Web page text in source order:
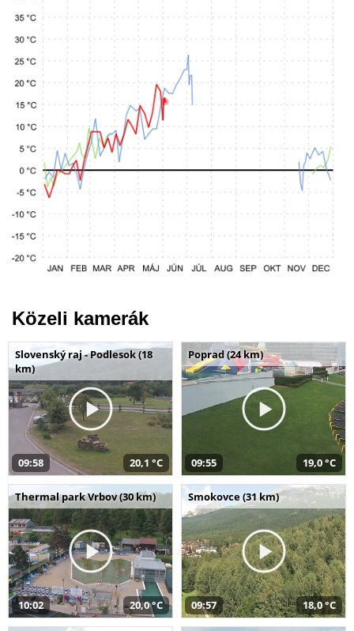
Közeli kamerák
Slovenský raj - Podlesok (18
km)
09:58 20,1 °C
Poprad (24 km)
09:55 19,0 °C
Thermal park Vrbov (30 km)
10:02 20,0 °C
Smokovce (31 km)
09:57 18,0 °C